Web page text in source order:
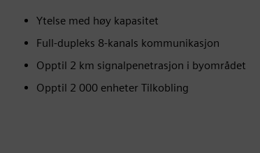
Ytelse med høy kapasitet
Full-dupleks 8-kanals kommunikasjon
Opptil 2 km signalpenetrasjon i byområdet
Opptil 2 000 enheter Tilkobling